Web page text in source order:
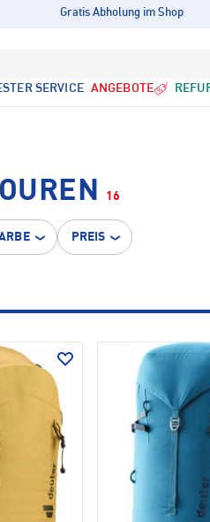
Gratis Abholung im Shop
SERVICE ANGEBOTE
16
PREIS